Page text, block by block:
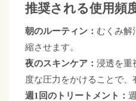
推奨される使用頻
朝のルーティン： むくみ解
縮させます。
夜のスキンケア： 浸透を重
度な圧力をかけることで、
週1回のトリートメント：